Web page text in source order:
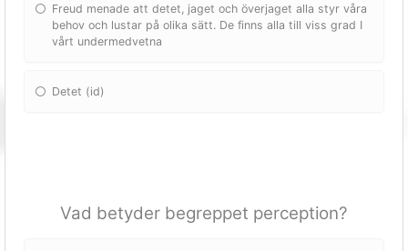
Freud menade att detet, jaget och överjaget alla styr våra
behov och lustar på olika sätt. De finns alla till viss grad I
vårt undermedvetna
Detet (id)
Vad betyder begreppet perception?